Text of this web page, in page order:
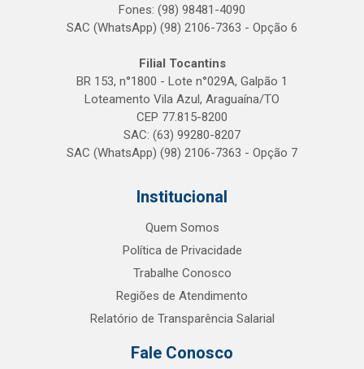
Fones: (98) 98481-4090
SAC (WhatsApp) (98) 2106-7363 - Opção 6
Filial Tocantins
BR 153, n°1800 - Lote n°029A, Galpão 1
Loteamento Vila Azul, Araguaína/TO
CEP 77.815-8200
SAC: (63) 99280-8207
SAC (WhatsApp) (98) 2106-7363 - Opção 7
Institucional
Quem Somos
Política de Privacidade
Trabalhe Conosco
Regiões de Atendimento
Relatório de Transparência Salarial
Fale Conosco